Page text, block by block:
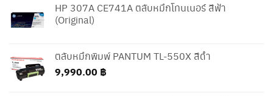
HP 307A CE741A ตลับหมึกโทนเนอร์ สีฟ้า
(Original)
ตลับหมึกพิมพ์ PANTUM TL-550X สีดำ
9,990.00 ฿